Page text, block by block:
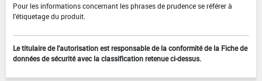
Pour les informations concernant les phrases de prudence se référer à
l'étiquetage du produit.
Le titulaire de l'autorisation est responsable de la conformité de la Fiche de
données de sécurité avec la classification retenue ci-dessus.